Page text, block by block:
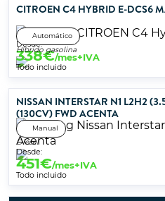
CITROEN C4 HYBRID E-DCS6
Automático
Híbrido gasolina
Desde:
338€/mes+IVA
Todo incluido
NISSAN INTERSTAR N1 L2H2
(130CV) FWD ACENTA
Manual
Diésel
Desde:
451€/mes+IVA
Todo incluido